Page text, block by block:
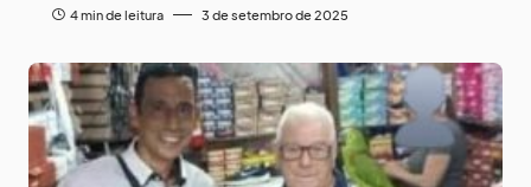
4 min de leitura 3 de setembro de 2025